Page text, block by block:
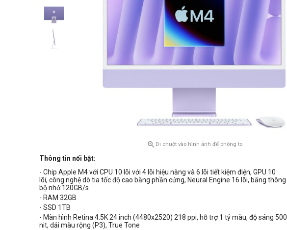
 Di chuột vào hình ảnh để phóng to
Thông tin nổi bật:
- Chip Apple M4 với CPU 10 lõi với 4 lõi hiệu năng và 6 lõi tiết kiệm điện, GPU 10
lõi, công nghệ dò tia tốc độ cao bằng phần cứng, Neural Engine 16 lõi, băng thông
bộ nhớ 120GB/s
- RAM 32GB
- SSD 1TB
- Màn hình Retina 4.5K 24 inch (4480x2520) 218 ppi, hỗ trợ 1 tỷ màu, độ sáng 500
nit, dải màu rộng (P3), True Tone